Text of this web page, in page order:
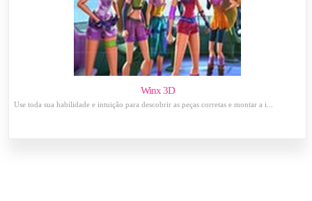
Winx 3D
Use toda sua habilidade e intuição para descobrir as peças corretas e montar a i...